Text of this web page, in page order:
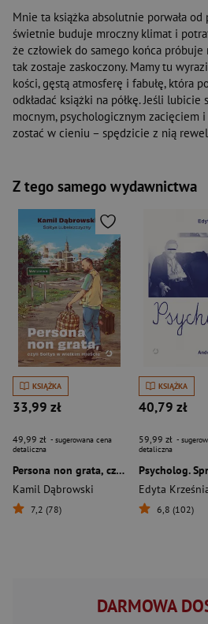
Mnie ta książka absolutnie porwała
świetnie buduje mroczny klimat i
że człowiek do samego końca próbuje
tak zostaje zaskoczony. Mamy tu
kości, gęstą atmosferę i fabułę, która
odkładać książki na półkę. Jeśli lubicie
mocnym, psychologicznym zacięciem
zostać w cieniu – spędzicie z nią
Z tego samego wydawnictwa
KSIĄŻKA
33,99 zł
49,99 zł - sugerowana cena
detaliczna
Persona non grata, czyli Sołtys w wielkim mieście
Kamil Dąbrowski
7,2 (78)
KSIĄŻKA
40,79 zł
59,99 zł -
detaliczna
Edyta
6,8 (102)
DARMOWA